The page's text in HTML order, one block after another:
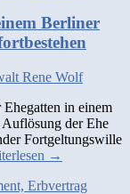
Berliner
Rene Wolf
in einem
Auflösung der Ehe
Fortgeltungswille
→
Erbvertrag